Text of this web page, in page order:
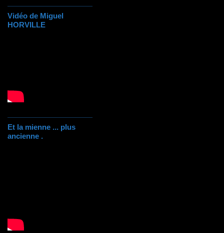
Vidéo de Miguel
HORVILLE
Et la mienne ... plus
ancienne .